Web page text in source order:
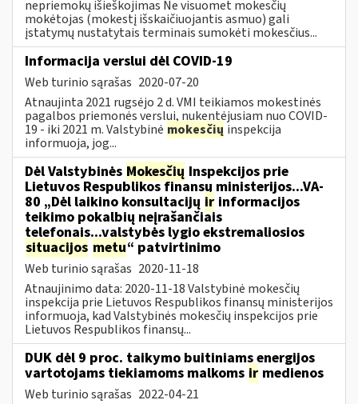
nepriemokų išieškojimas Ne visuomet mokesčių
mokėtojas (mokestį išskaičiuojantis asmuo) gali
įstatymų nustatytais terminais sumokėti mokesčius...
Informacija verslui dėl COVID-19
Web turinio sąrašas 2020-07-20
Atnaujinta 2021 rugsėjo 2 d. VMI teikiamos mokestinės
pagalbos priemonės verslui, nukentėjusiam nuo COVID-
19 - iki 2021 m. Valstybinė mokesčių inspekcija
informuoja, jog...
Dėl Valstybinės Mokesčių Inspekcijos prie
Lietuvos Respublikos finansų ministerijos...VA-
80 „Dėl laikino konsultacijų ir informacijos
teikimo pokalbių neįrašančiais
telefonais...valstybės lygio ekstremaliosios
situacijos metu“ patvirtinimo
Web turinio sąrašas 2020-11-18
Atnaujinimo data: 2020-11-18 Valstybinė mokesčių
inspekcija prie Lietuvos Respublikos finansų ministerijos
informuoja, kad Valstybinės mokesčių inspekcijos prie
Lietuvos Respublikos finansų...
DUK dėl 9 proc. taikymo buitiniams energijos
vartotojams tiekiamoms malkoms ir medienos
Web turinio sąrašas 2022-04-21